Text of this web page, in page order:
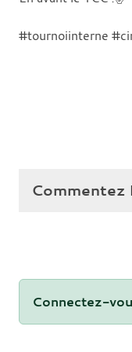
#tournoiinterne
Commentez
Connectez-